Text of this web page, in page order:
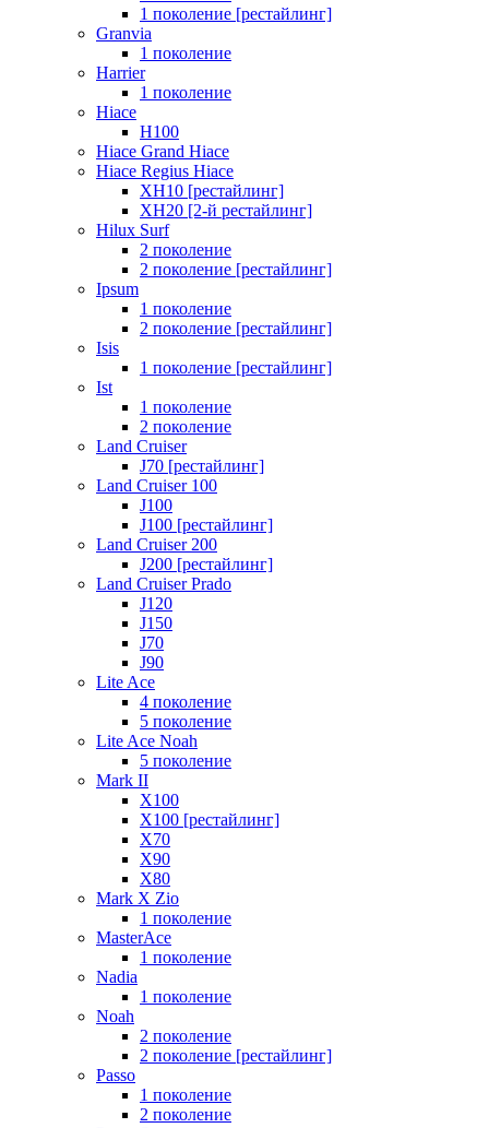
1 поколение [рестайлинг]
Granvia
1 поколение
Harrier
1 поколение
Hiace
H100
Hiace Grand Hiace
Hiace Regius Hiace
XH10 [рестайлинг]
XH20 [2-й рестайлинг]
Hilux Surf
2 поколение
2 поколение [рестайлинг]
Ipsum
1 поколение
2 поколение [рестайлинг]
Isis
1 поколение [рестайлинг]
Ist
1 поколение
2 поколение
Land Cruiser
J70 [рестайлинг]
Land Cruiser 100
J100
J100 [рестайлинг]
Land Cruiser 200
J200 [рестайлинг]
Land Cruiser Prado
J120
J150
J70
J90
Lite Ace
4 поколение
5 поколение
Lite Ace Noah
5 поколение
Mark II
X100
X100 [рестайлинг]
X70
X90
Х80
Mark X Zio
1 поколение
MasterAce
1 поколение
Nadia
1 поколение
Noah
2 поколение
2 поколение [рестайлинг]
Passo
1 поколение
2 поколение